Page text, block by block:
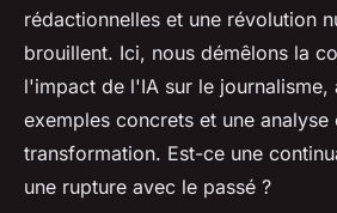
michelle•14 mars 2024•2 min de
rédactionnelles et une révolution
brouillent. Ici, nous démêlons la
l'impact de l'IA sur le journalisme,
exemples concrets et une
transformation. Est-ce une
une rupture avec le passé ?